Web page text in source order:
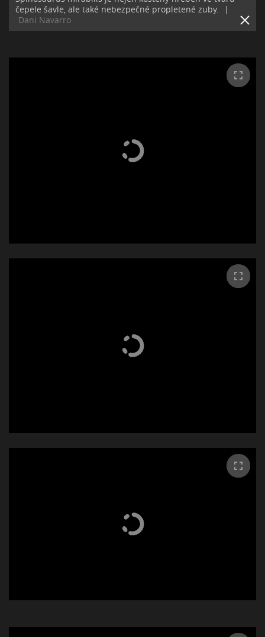
čepele šavle, ale také nebezpečné propletené zuby.
|
Dani Navarro